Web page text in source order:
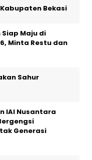
Bekasi
Maju di
Minta Restu dan
Sahur
IAI Nusantara
Generasi